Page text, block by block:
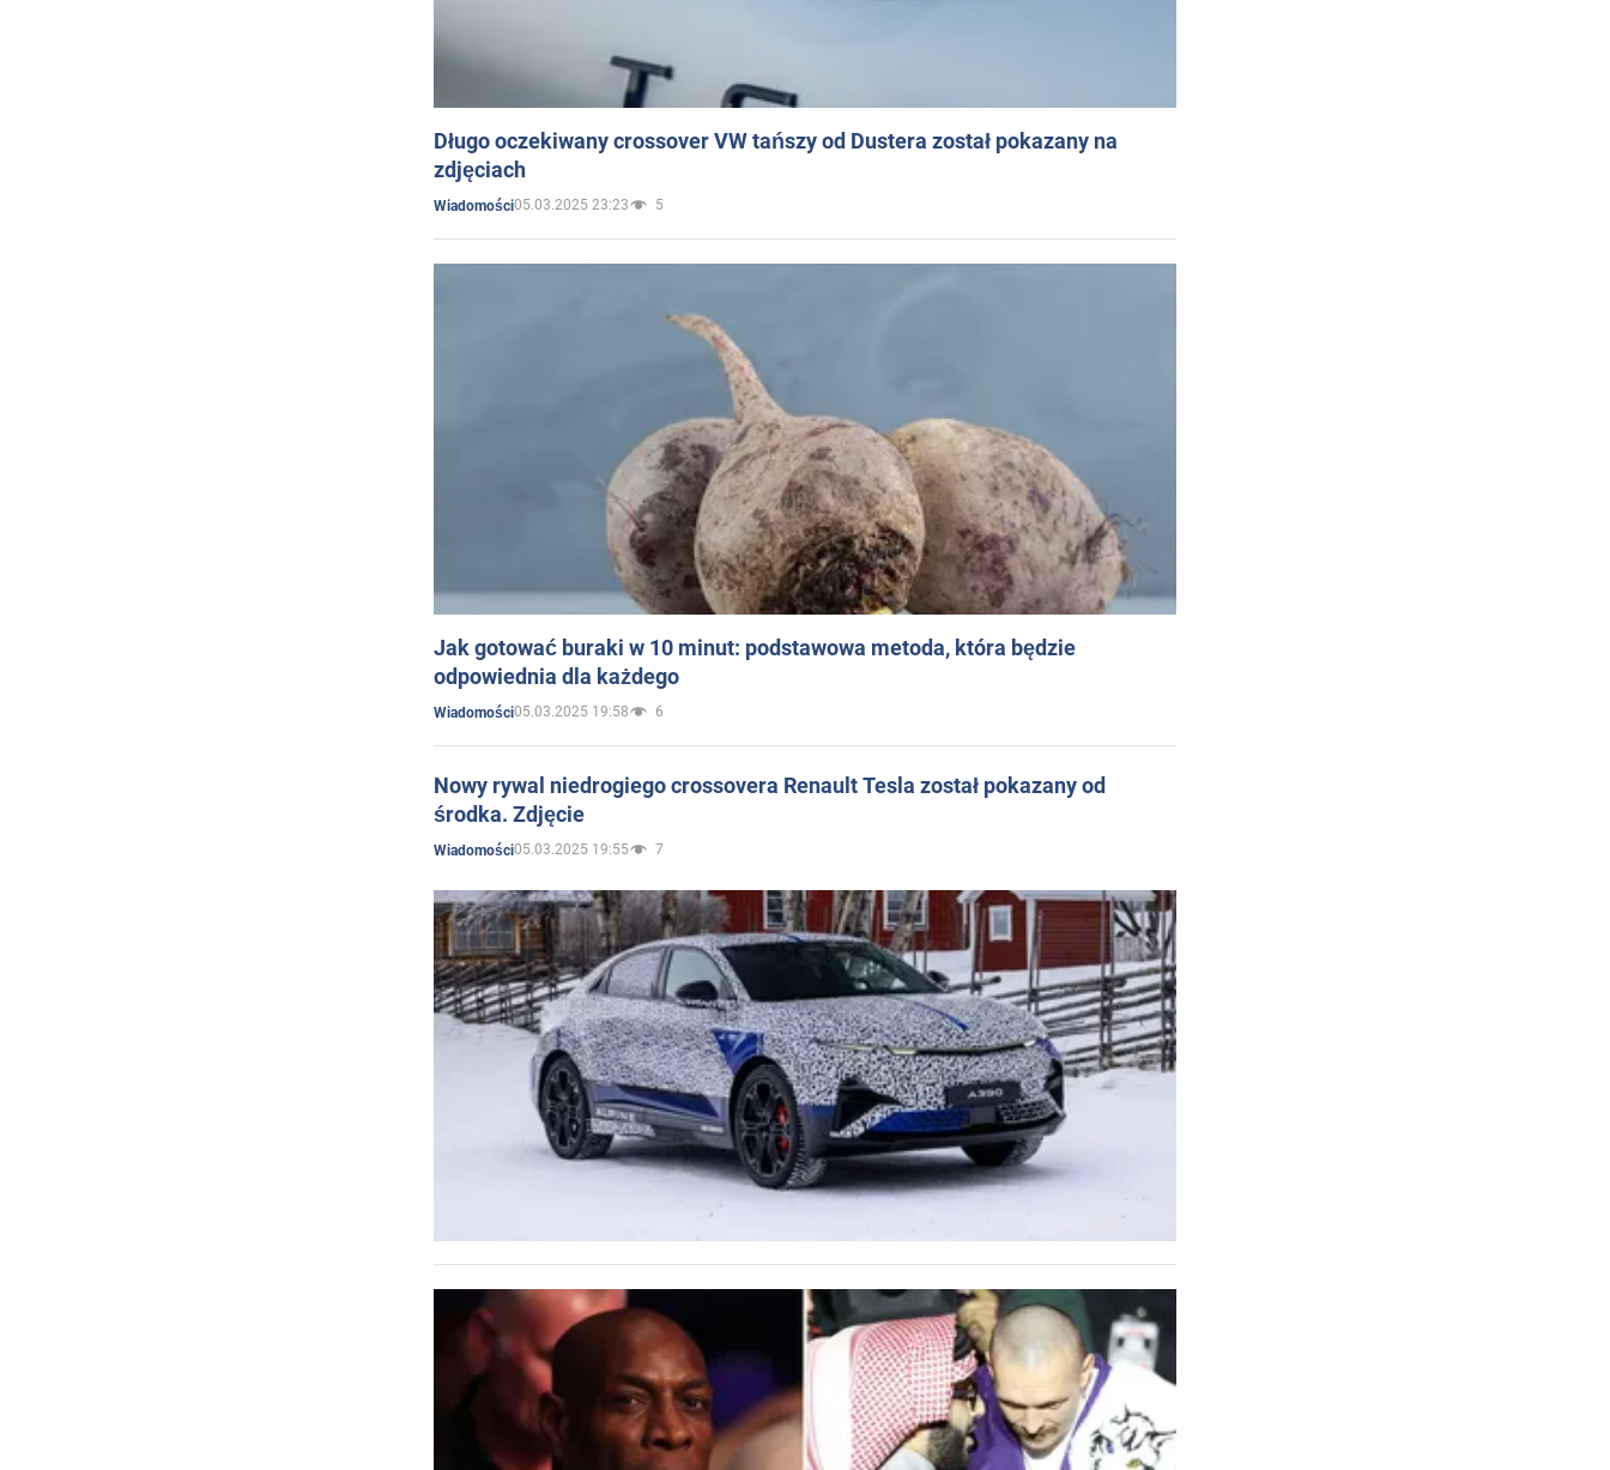
Długo oczekiwany crossover VW tańszy od Dustera został pokazany na
zdjęciach
Wiadomości05.03.2025 23:23 5
Jak gotować buraki w 10 minut: podstawowa metoda, która będzie
odpowiednia dla każdego
Wiadomości05.03.2025 19:58 6
Nowy rywal niedrogiego crossovera Renault Tesla został pokazany od
środka. Zdjęcie
Wiadomości05.03.2025 19:55 7